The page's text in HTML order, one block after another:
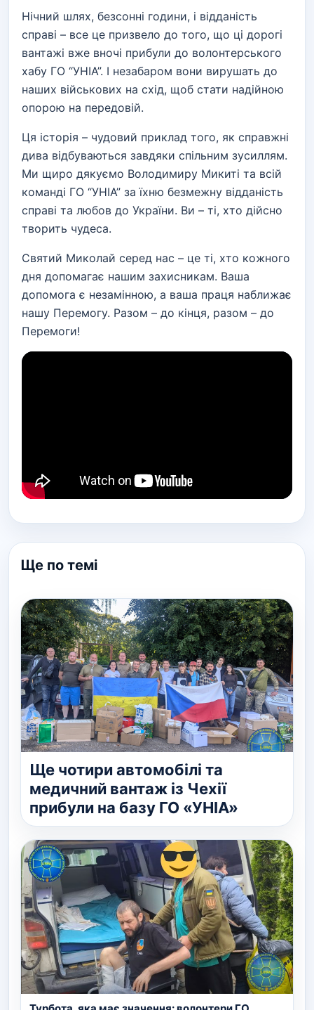
Нічний шлях, безсонні години, і відданість
справі – все це призвело до того, що ці дорогі
вантажі вже вночі прибули до волонтерського
хабу ГО “УНІА”. І незабаром вони вирушать до
наших військових на схід, щоб стати надійною
опорою на передовій.
Ця історія – чудовий приклад того, як справжні
дива відбуваються завдяки спільним зусиллям.
Ми щиро дякуємо Володимиру Микиті та всій
команді ГО “УНІА” за їхню безмежну відданість
справі та любов до України. Ви – ті, хто дійсно
творить чудеса.
Святий Миколай серед нас – це ті, хто кожного
дня допомагає нашим захисникам. Ваша
допомога є незамінною, а ваша праця наближає
нашу Перемогу. Разом – до кінця, разом – до
Перемоги!
Ще по темі
Ще чотири автомобілі та
медичний вантаж із Чехії
прибули на базу ГО «УНІА»